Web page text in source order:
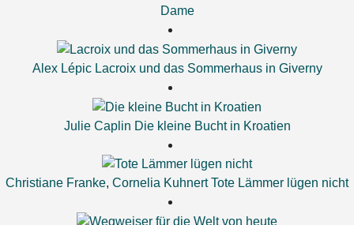
Dame
Alex Lépic Lacroix und das Sommerhaus in Giverny
Julie Caplin Die kleine Bucht in Kroatien
Christiane Franke, Cornelia Kuhnert Tote Lämmer lügen nicht